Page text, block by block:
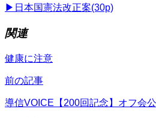
▶日本国憲法改正案(30p)
関連
健康に注意
前の記事
導信VOICE【200回記念】オフ会公